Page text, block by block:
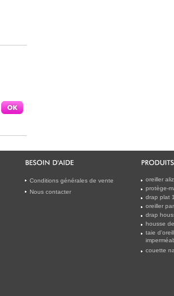
Conditions générales de vente
Nous contacter
oreiller
protège-
drap plat
oreiller
drap
housse
taie
couette